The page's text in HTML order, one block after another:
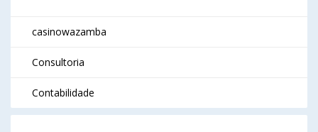
casinowazamba
Consultoria
Contabilidade